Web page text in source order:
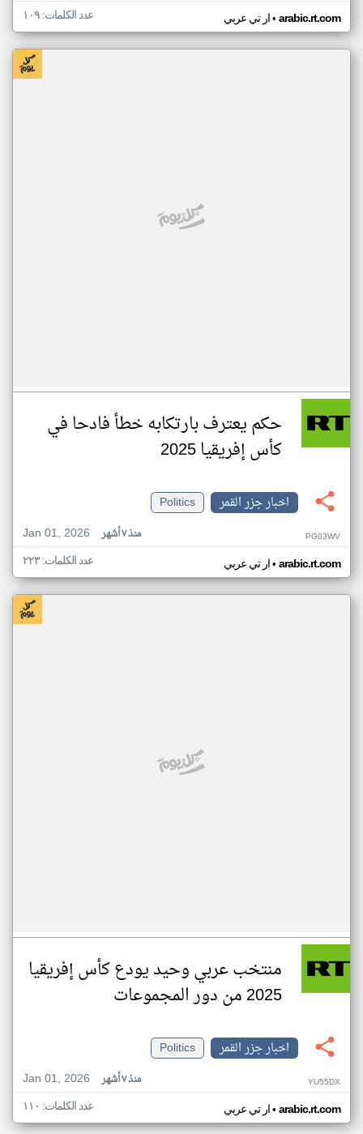
ار تي عربي• arabic.rt.com عدد الكلمات: ١٠٩
حكم يعترف بارتكابه خطأ فادحا في
كأس إفريقيا 2025
اخبار جزر القمر
Politics
Jan 01, 2026
منذ ٧ أشهر PG03WV
ار تي عربي• arabic.rt.com عدد الكلمات: ٢٢٣
منتخب عربي وحيد يودع كأس إفريقيا
2025 من دور المجموعات
اخبار جزر القمر
Politics
Jan 01, 2026
منذ ٧ أشهر YU55DX
ار تي عربي• arabic.rt.com عدد الكلمات: ١١٠